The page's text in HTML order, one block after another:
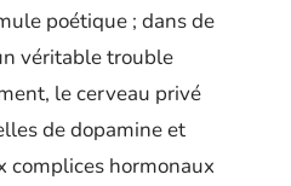
poétique ; dans de
véritable trouble
le cerveau privé
de dopamine et
complices hormonaux